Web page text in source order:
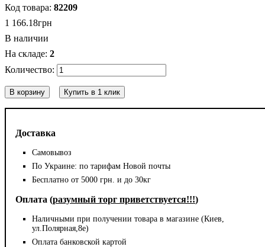
Доставка
Самовывоз
По Украине: по тарифам Новой почты
Бесплатно от 5000 грн. и до 30кг
Оплата (разумный торг приветствуется!!!)
Наличными при получении товара в магазине (Киев,
ул.Полярная,8е)
Оплата банковской картой
82209
1 166.18грн
В наличии
2
В корзину Купить в 1 клик